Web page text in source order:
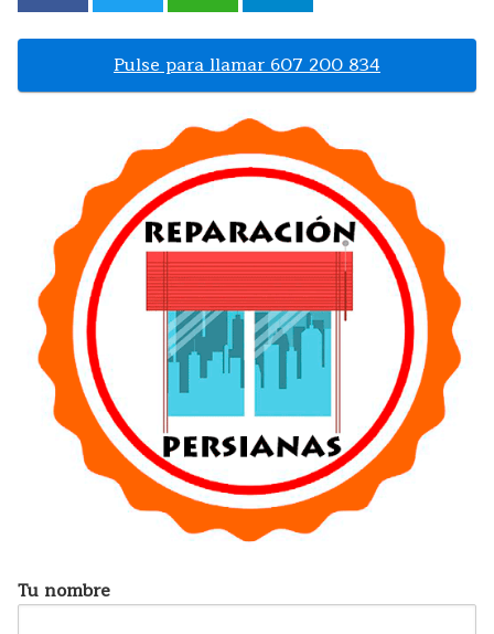
Pulse para llamar 607 200 834
Tu nombre